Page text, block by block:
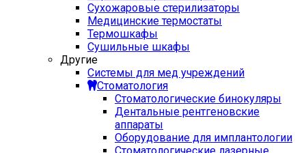
Сухожаровые стерилизаторы
Медицинские термостаты
Термошкафы
Сушильные шкафы
Другие
Системы для мед учреждений
Стоматология
Стоматологические бинокуляры
Дентальные рентгеновские
аппараты
Оборудование для имплантологии